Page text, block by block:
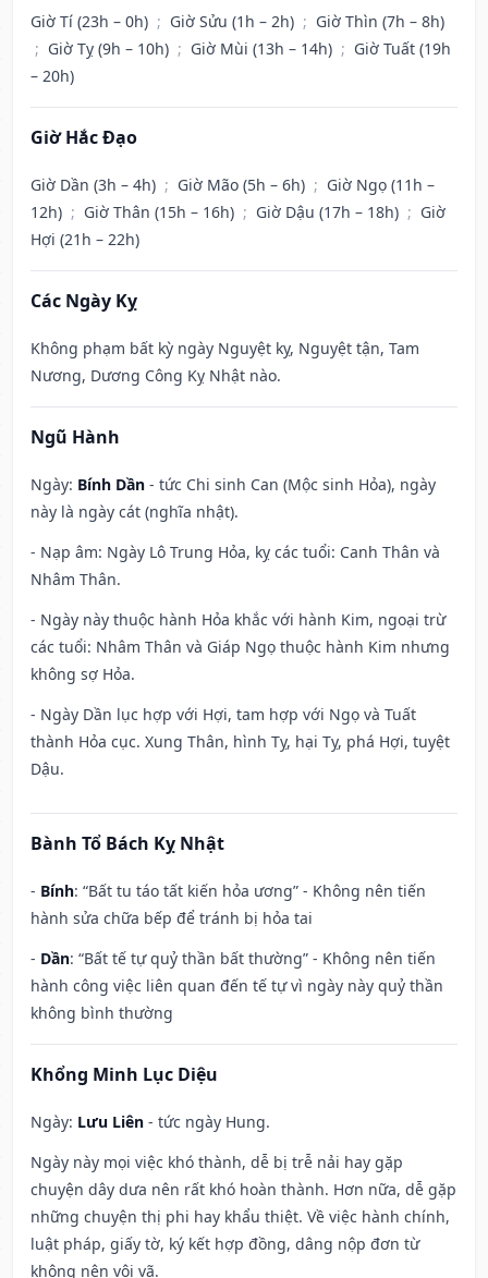
Giờ Tí (23h – 0h) ; Giờ Sửu (1h – 2h) ; Giờ Thìn (7h – 8h)
; Giờ Tỵ (9h – 10h) ; Giờ Mùi (13h – 14h) ; Giờ Tuất (19h
– 20h)
Giờ Hắc Đạo
Giờ Dần (3h – 4h) ; Giờ Mão (5h – 6h) ; Giờ Ngọ (11h –
12h) ; Giờ Thân (15h – 16h) ; Giờ Dậu (17h – 18h) ; Giờ
Hợi (21h – 22h)
Các Ngày Kỵ
Không phạm bất kỳ ngày Nguyệt kỵ, Nguyệt tận, Tam
Nương, Dương Công Kỵ Nhật nào.
Ngũ Hành
Ngày: Bính Dần - tức Chi sinh Can (Mộc sinh Hỏa), ngày
này là ngày cát (nghĩa nhật).
- Nạp âm: Ngày Lô Trung Hỏa, kỵ các tuổi: Canh Thân và
Nhâm Thân.
- Ngày này thuộc hành Hỏa khắc với hành Kim, ngoại trừ
các tuổi: Nhâm Thân và Giáp Ngọ thuộc hành Kim nhưng
không sợ Hỏa.
- Ngày Dần lục hợp với Hợi, tam hợp với Ngọ và Tuất
thành Hỏa cục. Xung Thân, hình Tỵ, hại Tỵ, phá Hợi, tuyệt
Dậu.
Bành Tổ Bách Kỵ Nhật
- Bính: “Bất tu táo tất kiến hỏa ương” - Không nên tiến
hành sửa chữa bếp để tránh bị hỏa tai
- Dần: “Bất tế tự quỷ thần bất thường” - Không nên tiến
hành công việc liên quan đến tế tự vì ngày này quỷ thần
không bình thường
Khổng Minh Lục Diệu
Ngày: Lưu Liên - tức ngày Hung.
Ngày này mọi việc khó thành, dễ bị trễ nải hay gặp
chuyện dây dưa nên rất khó hoàn thành. Hơn nữa, dễ gặp
những chuyện thị phi hay khẩu thiệt. Về việc hành chính,
luật pháp, giấy tờ, ký kết hợp đồng, dâng nộp đơn từ
không nên vội vã.